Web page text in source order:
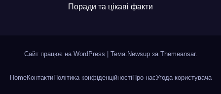
Поради та цікаві факти
Сайт працює на WordPress Тема:Newsup за Themeansar.
HomeКонтактиПолітика конфіденційності Про насУгода користувача